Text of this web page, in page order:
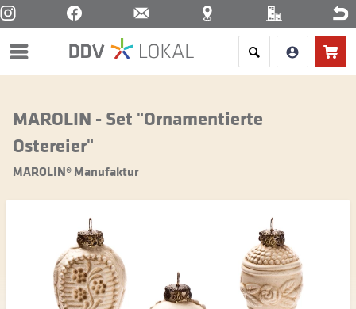
Menü
MAROLIN - Set "Ornamentierte
Ostereier"
MAROLIN® Manufaktur